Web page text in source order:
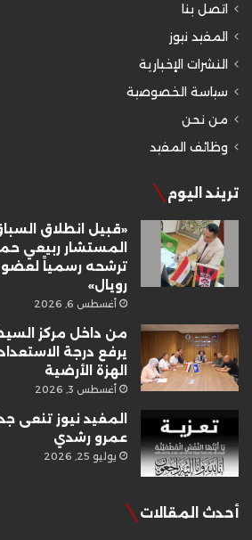
اتصل بنا
المفيد نيوز
النشرات الإخبارية
سياسة الخصوصية
من نحن
وظائف المفيد
تريند اليوم
«قبيل انطلاق
المستشار ربيعي
ترشحه رسمياً
رويال»
أغسطس 6, 2026
من داخل مركز
يرفع درجة
الهزة الأرضية
أغسطس 3, 2026
المفيد نيوز تنعى
عمرو رشدي
يوليو 25, 2026
أحدث المقالات